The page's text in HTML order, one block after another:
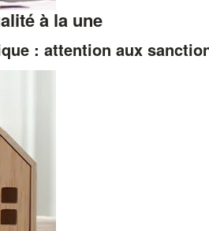
à la une
: attention aux